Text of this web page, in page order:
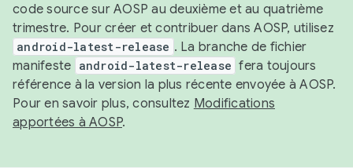
code source sur AOSP au deuxième et au quatrième
trimestre. Pour créer et contribuer dans AOSP, utilisez
android-latest-release . La branche de fichier
manifeste android-latest-release fera toujours
référence à la version la plus récente envoyée à AOSP.
Pour en savoir plus, consultez Modifications
apportées à AOSP.